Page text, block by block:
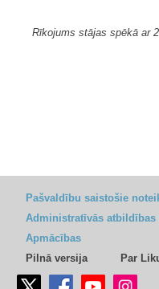
Rīkojums stājas spēkā ar
Pašvaldību saistošie
Administratīvās atbildības
Apmācības
Pilnā versija
Par